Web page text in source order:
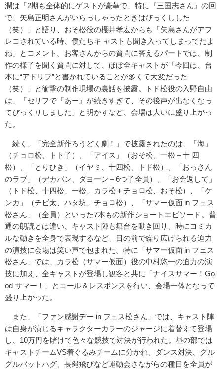
潤は「2期も全体的にゲストが豪華で、特に『三国志さん』の回
で、矢島正明さんがいらっしゃったときはびっくしした
（笑）」と語り、おそ松役の櫻井孝宏からも「矢島さんがアフ
レコされている時、僕たちキ ャストも聞き入ってしまってたよ
ね」とコメント。お客さんからの質問に答えるパートでは、制
作の様子を聞く質問に対して、ほぼ全キャストが「今回は、台
本に“アドリブ”と書かれていることが多くて大変だった
（笑）」と衝撃の制作現場の裏話を披露。トド松役の入野自由
は、「セリフで『あー』が続きすぎて、その後声が出なくなっ
てびっくりしました」と明かすなど、会場は大いに盛り上がっ
た。
続く、「完全新作ろうどく劇！」で披露されたのは、「海」
（チョロ松、トト子）、「アイス」（おそ松、一松＋十 四
松）、「とりひき」（イヤミ、十四松、トド松）、「おっさん
のラブ」（デカパン、ダヨーン＋6つ子全員）、「お金返して」
（トド松、十四松、一松、カラ松＋チョロ松、おそ松）、「ケ
ンカ」（チビ太、ハタ坊、チョロ松）、「サマー仮面 in フェス
松さん」（全員）といった7本もの新作ショートエピソード。普
通の朗読とは違い、キャスト陣も舞台を動き回り、時にコミカ
ルな動きを全身で表現するなど、目の前で繰り広げられる迫力
の演技に会場は笑い声で包まれた。特に「サマー仮面 in フェス
松さん」では、カラ松（サマー仮面）役の中村悠一の迫力の演
技に加え、全キャストが登場し観客と共に「ナイスサマー！Go
od サマー！」とコール＆レスポンスを行い、会場一体となって
盛り上がった。
また、「ファン感謝デー in フェス松さん」では、キャスト陣
は自身が演じるキャラクターカラーのジャージに着替えて登場
し、10万円を賭けて色々な競技で対決が行われた。昼の部では
キャストチームVS着ぐるみチームに分かれ、ダンス対決、グル
グルバットハグ、長縄飛びなど運動会さながらの種目を全員が